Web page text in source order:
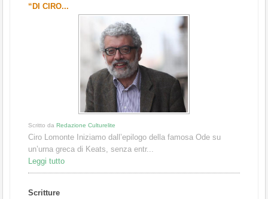
“DI CIRO...
Scritto da Redazione Culturelite
Ciro Lomonte Iniziamo dall’epilogo della famosa Ode su
un’urna greca di Keats, senza entr...
Leggi tutto
Scritture